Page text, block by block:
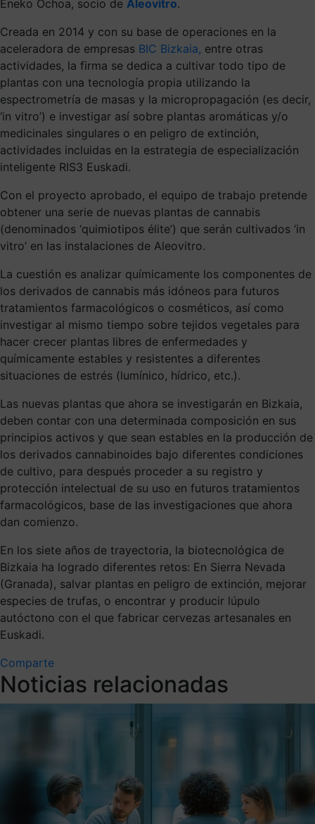
Eneko Ochoa, socio de Aleovitro.
Creada en 2014 y con su base de operaciones en la
aceleradora de empresas BIC Bizkaia, entre otras
actividades, la firma se dedica a cultivar todo tipo de
plantas con una tecnología propia utilizando la
espectrometría de masas y la micropropagación (es decir,
‘in vitro’) e investigar así sobre plantas aromáticas y/o
medicinales singulares o en peligro de extinción,
actividades incluidas en la estrategia de especialización
inteligente RIS3 Euskadi.
Con el proyecto aprobado, el equipo de trabajo pretende
obtener una serie de nuevas plantas de cannabis
(denominados ‘quimiotipos élite’) que serán cultivados ‘in
vitro’ en las instalaciones de Aleovitro.
La cuestión es analizar químicamente los componentes de
los derivados de cannabis más idóneos para futuros
tratamientos farmacológicos o cosméticos, así como
investigar al mismo tiempo sobre tejidos vegetales para
hacer crecer plantas libres de enfermedades y
químicamente estables y resistentes a diferentes
situaciones de estrés (lumínico, hídrico, etc.).
Las nuevas plantas que ahora se investigarán en Bizkaia,
deben contar con una determinada composición en sus
principios activos y que sean estables en la producción de
los derivados cannabinoides bajo diferentes condiciones
de cultivo, para después proceder a su registro y
protección intelectual de su uso en futuros tratamientos
farmacológicos, base de las investigaciones que ahora
dan comienzo.
En los siete años de trayectoria, la biotecnológica de
Bizkaia ha logrado diferentes retos: En Sierra Nevada
(Granada), salvar plantas en peligro de extinción, mejorar
especies de trufas, o encontrar y producir lúpulo
autóctono con el que fabricar cervezas artesanales en
Euskadi.
Comparte
Noticias relacionadas